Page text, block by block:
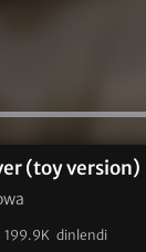
(toy version)
199.9K dinlendi